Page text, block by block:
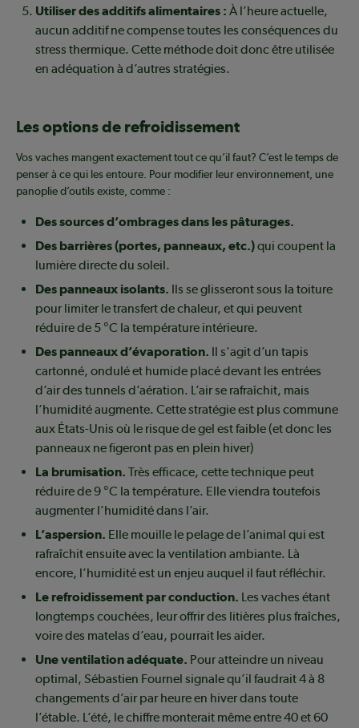
Utiliser des additifs alimentaires : À l’heure actuelle,
aucun additif ne compense toutes les conséquences du
stress thermique. Cette méthode doit donc être utilisée
en adéquation à d’autres stratégies.
Les options de refroidissement
Vos vaches mangent exactement tout ce qu’il faut? C’est le temps de
penser à ce qui les entoure. Pour modifier leur environnement, une
panoplie d’outils existe, comme :
Des sources d’ombrages dans les pâturages.
Des barrières (portes, panneaux, etc.)qui coupent la
lumière directe du soleil.
Des panneaux isolants. Ils se glisseront sous la toiture
pour limiter le transfert de chaleur, et qui peuvent
réduire de 5 °C la température intérieure.
Des panneaux d’évaporation. Il s'agit d’un tapis
cartonné, ondulé et humide placé devant les entrées
d’air des tunnels d’aération. L’air se rafraîchit, mais
l’humidité augmente. Cette stratégie est plus commune
aux États-Unis où le risque de gel est faible (et donc les
panneaux ne figeront pas en plein hiver)
La brumisation. Très efficace, cette technique peut
réduire de 9 °C la température. Elle viendra toutefois
augmenter l’humidité dans l’air.
L’aspersion. Elle mouille le pelage de l’animal qui est
rafraîchit ensuite avec la ventilation ambiante. Là
encore, l’humidité est un enjeu auquel il faut réfléchir.
Le refroidissement par conduction. Les vaches étant
longtemps couchées, leur offrir des litières plus fraîches,
voire des matelas d’eau, pourrait les aider.
Une ventilation adéquate. Pour atteindre un niveau
optimal, Sébastien Fournel signale qu’il faudrait 4 à 8
changements d’air par heure en hiver dans toute
l’étable. L’été, le chiffre monterait même entre 40 et 60